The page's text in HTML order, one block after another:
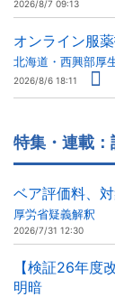
2026/8/7 09:13
オンライン服
北海道・西興部厚
2026/8/6 18:11
特集・連載
ベア評価料、
厚労省疑義解釈
2026/7/31 12:30
【検証26年度
明暗